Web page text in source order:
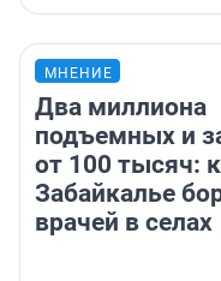
МНЕНИЕ
Два миллиона
подъемных и
от 100 тысяч:
Забайкалье
врачей в селах